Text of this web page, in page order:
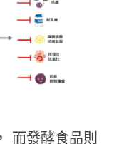
而發酵食品則